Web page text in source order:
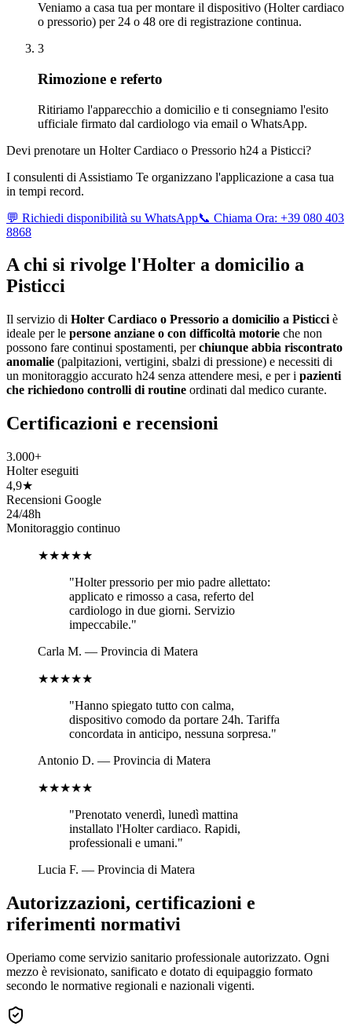
Veniamo a casa tua per montare il dispositivo (Holter cardiaco
o pressorio) per 24 o 48 ore di registrazione continua.
3
Rimozione e referto
Ritiriamo l'apparecchio a domicilio e ti consegniamo l'esito
ufficiale firmato dal cardiologo via email o WhatsApp.
Devi prenotare un Holter Cardiaco o Pressorio h24 a Pisticci?
I consulenti di Assistiamo Te organizzano l'applicazione a casa tua
in tempi record.
💬 Richiedi disponibilità su WhatsApp📞 Chiama Ora: +39 080 403
8868
A chi si rivolge l'Holter a domicilio a
Pisticci
Il servizio di Holter Cardiaco o Pressorio a domicilio a Pisticci è
ideale per le persone anziane o con difficoltà motorie che non
possono fare continui spostamenti, perchiunque abbia riscontrato
anomalie (palpitazioni, vertigini, sbalzi di pressione) e necessiti di
un monitoraggio accurato h24 senza attendere mesi, e per i pazienti
che richiedono controlli di routine ordinati dal medico curante.
Certificazioni e recensioni
3.000+
Holter eseguiti
4,9★
Recensioni Google
24/48h
Monitoraggio continuo
★★★★★
"Holter pressorio per mio padre allettato:
applicato e rimosso a casa, referto del
cardiologo in due giorni. Servizio
impeccabile."
Carla M. — Provincia di Matera
★★★★★
"Hanno spiegato tutto con calma,
dispositivo comodo da portare 24h. Tariffa
concordata in anticipo, nessuna sorpresa."
Antonio D. — Provincia di Matera
★★★★★
"Prenotato venerdì, lunedì mattina
installato l'Holter cardiaco. Rapidi,
professionali e umani."
Lucia F. — Provincia di Matera
Autorizzazioni, certificazioni e
riferimenti normativi
Operiamo come servizio sanitario professionale autorizzato. Ogni
mezzo è revisionato, sanificato e dotato di equipaggio formato
secondo le normative regionali e nazionali vigenti.